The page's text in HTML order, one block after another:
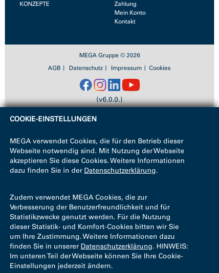
KONZEPTE
Zahlung
Mein Konto
Kontakt
MEGA Gruppe © 2026
AGB
Datenschutz Impressum Cookies
(v6.0.0.)
COOKIE-EINSTELLUNGEN
MEGA verwendet Cookies, die für den Betrieb dieser
Webseite notwendig sind. Mit Nutzung der Webseite
akzeptieren Sie diese Cookies. Weitere Informationen
dazu finden Sie in der Datenschutzerklärung.
Zudem verwendet MEGA Cookies, die zur
Verbesserung der Benutzerfreundlichkeit und für
Statistikzwecke genutzt werden. Für die Nutzung
dieser Statistik- und Komfort-Cookies bitten wir Sie
um Ihre Zustimmung. Weitere Informationen dazu
finden Sie in unserer Datenschutzerklärung. HINWEIS:
Im unteren Teil der Webseite können Sie Ihre Cookie-
Einstellungen jederzeit ändern.